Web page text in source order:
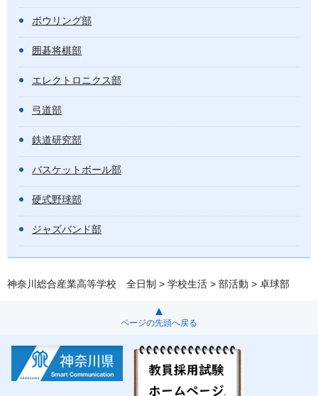
ボウリング部
囲碁将棋部
エレクトロニクス部
弓道部
鉄道研究部
バスケットボール部
硬式野球部
ジャズバンド部
神奈川総合産業高等学校 全日制 > 学校生活 > 部活動 > 卓球部
ページの先頭へ戻る